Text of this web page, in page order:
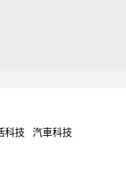
科技 汽車科技